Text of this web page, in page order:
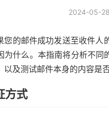
2024-05-28
您的邮件成功发送至收件人
为什么。本指南将分析不
以及测试邮件本身的内容是
方式